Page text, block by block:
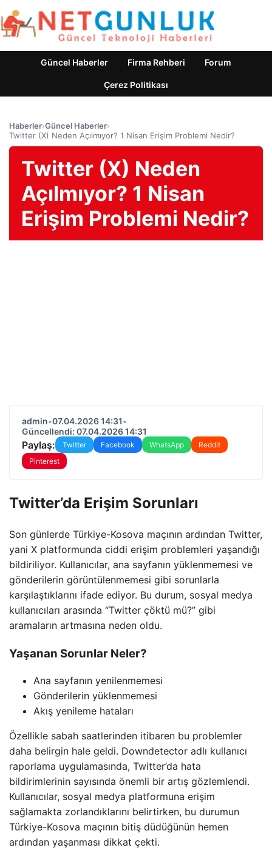
Güncel Haberler Firma Rehberi Forum
Çerez Politikası
Haberler›Güncel Haberler›
Twitter (X) Neden Açılmıyor? 1 Nisan Erişim Problemi Nedir?
Twitter (X) Neden
Açılmıyor? 1 Nisan
Erişim Problemi Nedir?
admin•07.04.2026 14:31•
Güncellendi: 07.04.2026 14:31
Paylaş: Twitter Facebook WhatsApp
Reddit
Pinterest
Twitter’da Erişim Sorunları
Son günlerde Türkiye-Kosova maçının ardından Twitter,
yani X platformunda ciddi erişim problemleri yaşandığı
bildiriliyor. Kullanıcılar, ana sayfanın yüklenmemesi ve
gönderilerin görüntülenmemesi gibi sorunlarla
karşılaştıklarını ifade ediyor. Bu durum, sosyal medya
kullanıcıları arasında “Twitter çöktü mü?” gibi
aramaların artmasına neden oldu.
Yaşanan Sorunlar Neler?
Ana sayfanın yenilenmemesi
Gönderilerin yüklenmemesi
Akış yenileme hataları
Özellikle sabah saatlerinden itibaren bu problemler
daha belirgin hale geldi. Downdetector adlı kullanıcı
raporlama uygulamasında, Twitter’da hata
bildirimlerinin sayısında önemli bir artış gözlemlendi.
Kullanıcılar, sosyal medya platformuna erişim
sağlamakta zorlandıklarını belirtirken, bu durumun
Türkiye-Kosova maçının bitiş düdüğünün hemen
ardından yaşanması dikkat çekti.